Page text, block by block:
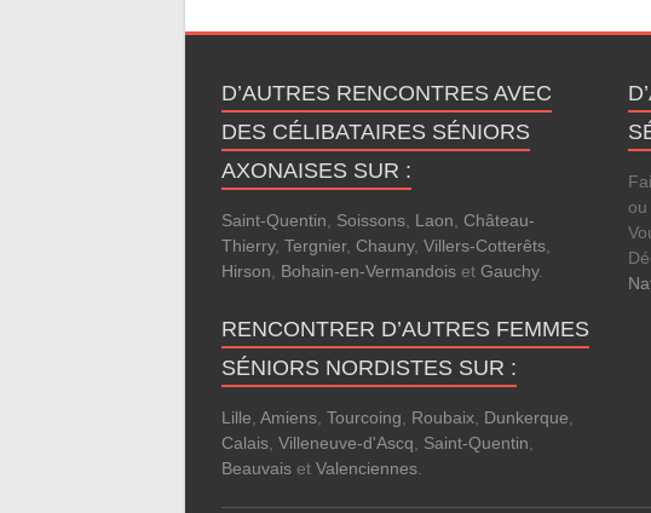
D’AUTRES RENCONTRES AVEC
DES CÉLIBATAIRES SÉNIORS
AXONAISES SUR :
Saint-Quentin Soissons Laon Château-
Thierry, Tergnier, Chauny, Villers-Cotterêts
Hirson
Bohain-en-Vermandois et Gauchy.
RENCONTRER D’AUTRES FEMMES
SÉNIORS NORDISTES SUR :
Lille Amiens Tourcoing Roubaix Dunkerque
Calais Villeneuve-d'Ascq Saint-Quentin
Beauvais et Valenciennes
ou